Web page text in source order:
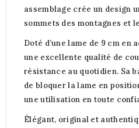
assemblage crée un design
sommets des montagnes et
Doté d’une lame de 9 cm en
une excellente qualité de
résistance au quotidien. Sa
de bloquer la lame en
une utilisation en toute
Élégant, original et